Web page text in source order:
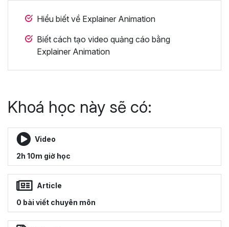
Hiểu biết về Explainer Animation
Biết cách tạo video quảng cáo bằng
Explainer Animation
Khoá học này sẽ có:
Video
2h 10m giờ học
Article
0 bài viết chuyên môn